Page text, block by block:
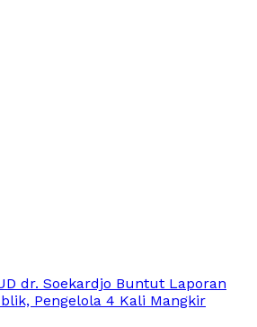
dr. Soekardjo Buntut Laporan
Pengelola 4 Kali Mangkir